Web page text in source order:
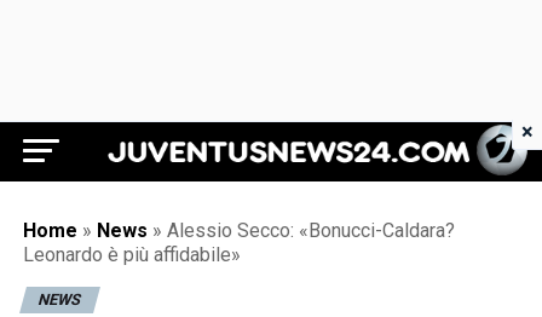
Juventus News 24
Home » News » Alessio Secco: «Bonucci-Caldara?
Leonardo è più affidabile»
NEWS
×